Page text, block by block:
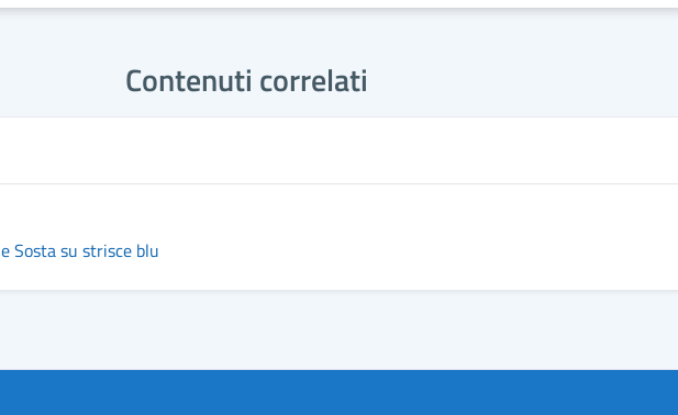
Contenuti correlati
Sosta su strisce blu